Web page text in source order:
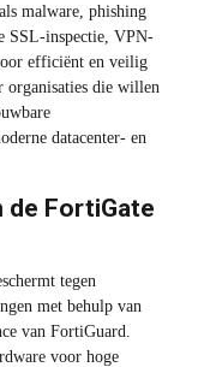
malware, phishing
SSL-inspectie, VPN-
efficiënt en veilig
organisaties die willen
datacenter- en
de FortiGate
tegen
met behulp van
van FortiGuard.
voor hoge